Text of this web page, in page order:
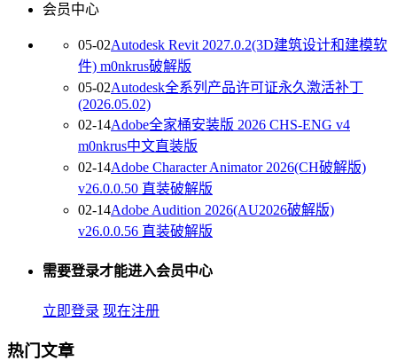
会员中心
05-02Autodesk Revit 2027.0.2(3D建筑设计和建模软
件) m0nkrus破解版
05-02Autodesk全系列产品许可证永久激活补丁
(2026.05.02)
02-14Adobe全家桶安装版 2026 CHS-ENG v4
m0nkrus中文直装版
02-14Adobe Character Animator 2026(CH破解版)
v26.0.0.50 直装破解版
02-14Adobe Audition 2026(AU2026破解版)
v26.0.0.56 直装破解版
需要登录才能进入会员中心
立即登录 现在注册
热门文章